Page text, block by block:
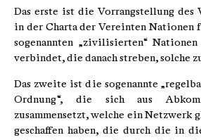
Das erste ist die Vorrangstellung des
in der Charta der Vereinten Nationen
sogenannten „zivilisierten“
verbindet, die danach streben, solche
Das zweite ist die sogenannte
Ordnung“, die sich aus
zusammensetzt, welche ein
geschaffen haben, die durch die in